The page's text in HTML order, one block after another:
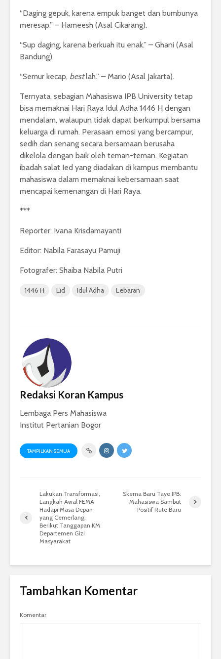
“Daging gepuk, karena empuk banget dan bumbunya
meresap.” – Hameesh (Asal Cikarang).
“Sup daging, karena berkuah itu enak.” – Ghani (Asal
Bandung).
“Semur kecap, bestlah.” – Mario (Asal Jakarta).
Ternyata, sebagian Mahasiswa IPB University tetap
bisa memaknai Hari Raya Idul Adha 1446 H dengan
mendalam, walaupun tidak dapat berkumpul bersama
keluarga di rumah. Perasaan emosi yang bercampur,
sedih dan senang secara bersamaan berusaha
dikelola dengan baik oleh teman-teman. Kegiatan
ibadah salat Ied yang diadakan di kampus membantu
mahasiswa dalam memaknai kebersamaan saat
mencapai kemenangan di Hari Raya.
***
Reporter: Ivana Krisdamayanti
Editor: Nabila Farasayu Pamuji
Fotografer: Shaiba Nabila Putri
1446 H Eid Idul Adha Lebaran
Redaksi Koran Kampus
Lembaga Pers Mahasiswa
Institut Pertanian Bogor
TAMPILKAN SEMUA
Lakukan Transformasi,
Langkah Awal FEMA
Hadapi Masa Depan
yang Cemerlang,
Berikut Tanggapan KM
Departemen Gizi
Masyarakat
Skema Baru Tayo IPB:
Mahasiswa Sambut
Positif Rute Baru
Tambahkan Komentar
Komentar